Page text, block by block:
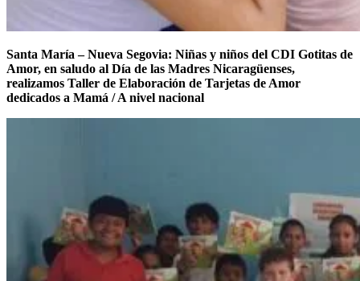
Santa María – Nueva Segovia: Niñas y niños del CDI Gotitas de
Amor, en saludo al Día de las Madres Nicaragüenses,
realizamos Taller de Elaboración de Tarjetas de Amor
dedicados a Mamá / A nivel nacional